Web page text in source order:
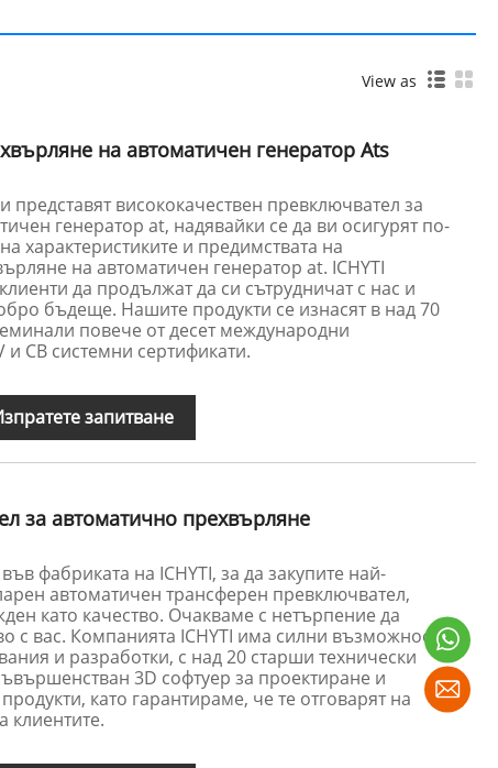
View as
на автоматичен генератор Ats
представят висококачествен превключвател за
генератор at, надявайки се да ви осигурят по-
характеристиките и предимствата на
на автоматичен генератор at. ICHYTI
да продължат да си сътрудничат с нас и
бъдеще. Нашите продукти се изнасят в над 70
повече от десет международни
и CB системни сертификати.
запитване
за автоматично прехвърляне
фабриката на ICHYTI, за да закупите най-
автоматичен трансферен превключвател,
като качество. Очакваме с нетърпение да
с вас. Компанията ICHYTI има силни възможности
и разработки, с над 20 старши технически
3D софтуер за проектиране и
като гарантираме, че те отговарят на
клиентите.